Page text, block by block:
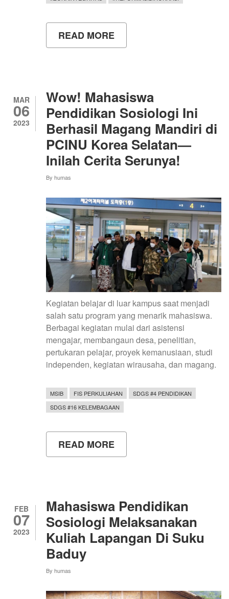
READ MORE
BELAJAR
ADAT
BALI
MAR
06
2023
Wow! Mahasiswa
Pendidikan Sosiologi Ini
Berhasil Magang Mandiri di
PCINU Korea Selatan—
Inilah Cerita Serunya!
By humas
Kegiatan belajar di luar kampus saat menjadi
salah satu program yang menarik mahasiswa.
Berbagai kegiatan mulai dari asistensi
mengajar, membangaun desa, penelitian,
pertukaran pelajar, proyek kemanusiaan, studi
independen, kegiatan wirausaha, dan magang.
MSIB FIS PERKULIAHAN
SDGS #4 PENDIDIKAN
SDGS #16 KELEMBAGAAN
READ MORE
WOW!
BERHASIL
MAGANG
MANDIRI
DI
PCINU
KOREA
SERUNYA!
FEB
07
2023
Mahasiswa Pendidikan
Sosiologi Melaksanakan
Kuliah Lapangan Di Suku
Baduy
By humas